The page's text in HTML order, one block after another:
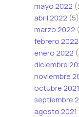
mayo 2022
abril 2022 (5)
marzo 2022
febrero 2022
enero 2022
diciembre
noviembre
octubre 2021
septiembre
agosto 2021